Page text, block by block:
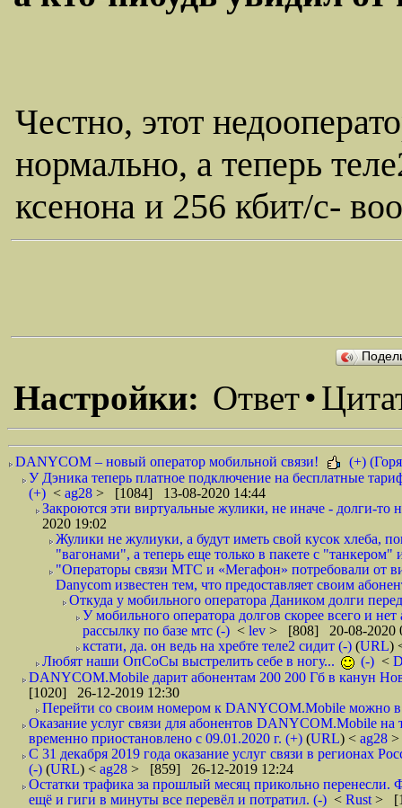
Честно, этот
нормально, а теперь
ксенона и 256 кбит/с-
Настройки: Ответ•
DANYCOM – новый оператор мобильной связи!
(+)
У Дэника теперь платное подключение на бесплатные
(+) < ag28 > [1084] 13-08-2020 14:44
Закроются эти виртуальные жулики, не иначе - долги-то
2020 19:02
Жулики не жулиуки, а будут иметь свой кусок хлеба,
"вагонами", а теперь еще только в пакете с
"Операторы связи МТС и «Мегафон» потребовали от
Danycom известен тем, что предоставляет своим
Откуда у мобильного оператора Даником долги
У мобильного оператора долгов скорее всего и
рассылку по базе мтс (-) < lev > [808] 20-08-2020
кстати, да. он ведь на хребте теле2 сидит (-) (URL)
Любят наши ОпСоСы выстрелить себе в ногу...
(-) <
DANYCOM.Mobile дарит абонентам 200 200 Гб в канун
[1020] 26-12-2019 12:30
Перейти со своим номером к DANYCOM.Mobile можно в
Оказание услуг связи для абонентов DANYCOM.Mobile
временно приостановлено с 09.01.2020 г. (+) (URL) < ag28 >
С 31 декабря 2019 года оказание услуг связи в регионах
(-) (URL) < ag28 > [859] 26-12-2019 12:24
Остатки трафика за прошлый месяц прикольно
ещё и гиги в минуты все перевёл и потратил. (-) < Rust >